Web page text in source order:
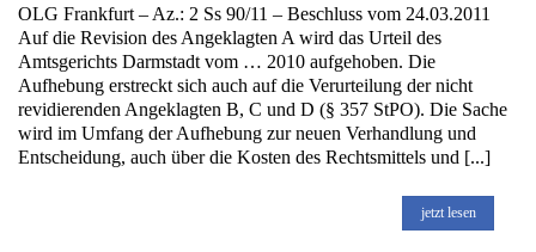
OLG Frankfurt – Az.: 2 Ss 90/11 – Beschluss vom 24.03.2011
Auf die Revision des Angeklagten A wird das Urteil des
Amtsgerichts Darmstadt vom … 2010 aufgehoben. Die
Aufhebung erstreckt sich auch auf die Verurteilung der nicht
revidierenden Angeklagten B, C und D (§ 357 StPO). Die Sache
wird im Umfang der Aufhebung zur neuen Verhandlung und
Entscheidung, auch über die Kosten des Rechtsmittels und [...]
jetzt lesen